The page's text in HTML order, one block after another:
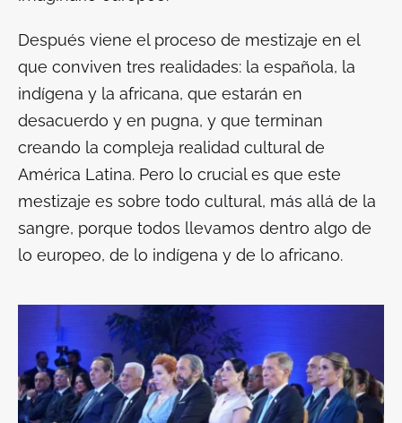
Después viene el proceso de mestizaje en el
que conviven tres realidades: la española, la
indígena y la africana, que estarán en
desacuerdo y en pugna, y que terminan
creando la compleja realidad cultural de
América Latina. Pero lo crucial es que este
mestizaje es sobre todo cultural, más allá de la
sangre, porque todos llevamos dentro algo de
lo europeo, de lo indígena y de lo africano.